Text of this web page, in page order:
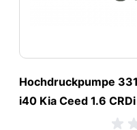
Hochdruckpumpe
i40 Kia Ceed 1.6